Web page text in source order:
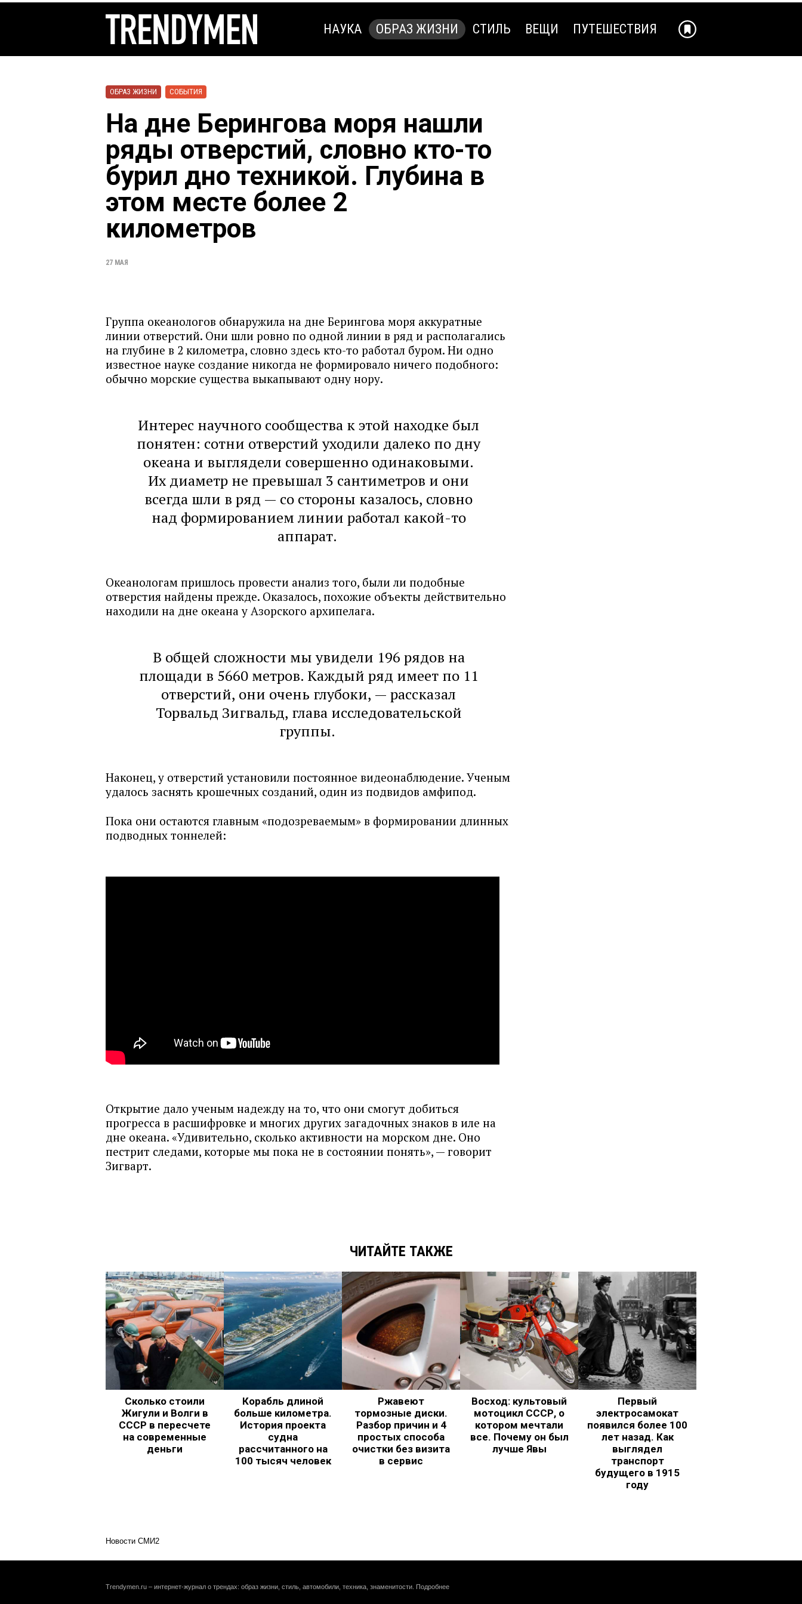
НАУКА ОБРАЗ ЖИЗНИ СТИЛЬ ВЕЩИ ПУТЕШЕСТВИЯ
ОБРАЗ ЖИЗНИ СОБЫТИЯ
На дне Берингова моря нашли
ряды отверстий, словно кто-то
бурил дно техникой. Глубина в
этом месте более 2
километров
27 МАЯ
Группа океанологов обнаружила на дне Берингова моря аккуратные
линии отверстий. Они шли ровно по одной линии в ряд и располагались
на глубине в 2 километра, словно здесь кто-то работал буром. Ни одно
известное науке создание никогда не формировало ничего подобного:
обычно морские существа выкапывают одну нору.
Интерес научного сообщества к этой находке был
понятен: сотни отверстий уходили далеко по дну
океана и выглядели совершенно одинаковыми.
Их диаметр не превышал 3 сантиметров и они
всегда шли в ряд — со стороны казалось, словно
над формированием линии работал какой-то
аппарат.
Океанологам пришлось провести анализ того, были ли подобные
отверстия найдены прежде. Оказалось, похожие объекты действительно
находили на дне океана у Азорского архипелага.
В общей сложности мы увидели 196 рядов на
площади в 5660 метров. Каждый ряд имеет по 11
отверстий, они очень глубоки, — рассказал
Торвальд Зигвальд, глава исследовательской
группы.
Наконец, у отверстий установили постоянное видеонаблюдение. Ученым
удалось заснять крошечных созданий, один из подвидов амфипод.
Пока они остаются главным «подозреваемым» в формировании длинных
подводных тоннелей:
Открытие дало ученым надежду на то, что они смогут добиться
прогресса в расшифровке и многих других загадочных знаков в иле на
дне океана. «Удивительно, сколько активности на морском дне. Оно
пестрит следами, которые мы пока не в состоянии понять», — говорит
Зигварт.
ЧИТАЙТЕ ТАКЖЕ
Сколько стоили
Жигули и Волги в
СССР в пересчете
на современные
деньги
Корабль длиной
больше километра.
История проекта
судна
рассчитанного на
100 тысяч человек
Ржавеют
тормозные диски.
Разбор причин и 4
простых способа
очистки без визита
в сервис
Восход: культовый
мотоцикл СССР, о
котором мечтали
все. Почему он был
лучше Явы
Первый
электросамокат
появился более 100
лет назад. Как
выглядел
транспорт
будущего в 1915
году
Новости СМИ2
Trendymen.ru – интернет-журнал о трендах: образ жизни, стиль, автомобили, техника, знаменитости. Подробнее